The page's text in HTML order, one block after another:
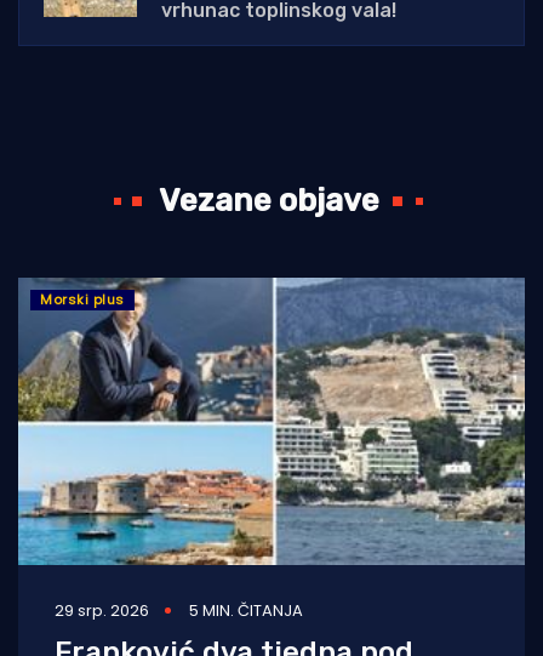
vrhunac toplinskog vala!
Vezane objave
Morski plus
29 srp. 2026 5 MIN. ČITANJA